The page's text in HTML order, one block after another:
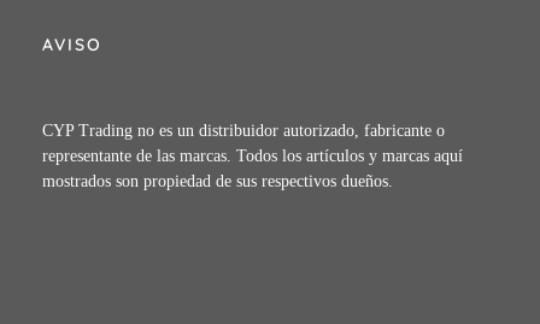
AVISO
CYP Trading no es un distribuidor autorizado, fabricante o
representante de las marcas. Todos los artículos y marcas aquí
mostrados son propiedad de sus respectivos dueños.